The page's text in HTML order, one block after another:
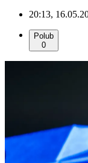
20:13,
Polub
0